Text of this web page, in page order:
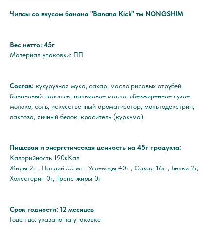
Чипсы со вкусом банана "Banana Kick" тм NONGSHIM
Вес нетто: 45г
Материал упаковки: ПП
Состав: кукурузная мука, сахар, масло рисовых отрубей,
банановый порошок, пальмовое масло, обезжиренное сухое
молоко, соль, искусственный ароматизатор, мальтодекстрин,
лактоза, яичный белок, краситель (куркума).
Пищевая и энергетическая ценность на 45г продукта:
Калорийность 190кКал
Жиры 2г , Натрий 55 мг , Углеводы 40г , Сахар 16г , Белки 2г,
Холестерин 0г, Транс-жиры 0г
Срок годности: 12 месяцев
Годен до: указано на упаковке